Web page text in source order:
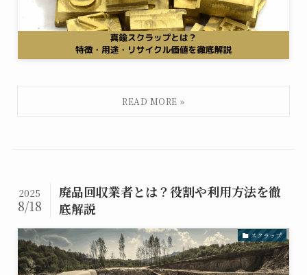
廃品回収業者とは？役割や利用方法を徹
底解説
2025
8/18
スクラップ